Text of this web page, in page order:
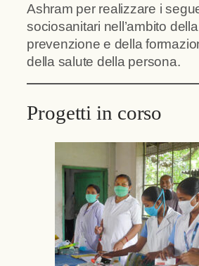
Ashram per realizzare i
sociosanitari nell’ambito
prevenzione e della
della salute della persona.
Progetti in corso